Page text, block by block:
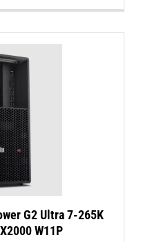
G2 Ultra 7-265K
W11P